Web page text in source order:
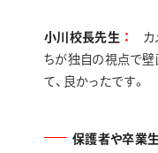
小川校長先生
ちが独自の視点で
て、良かったです。
保護者や卒業